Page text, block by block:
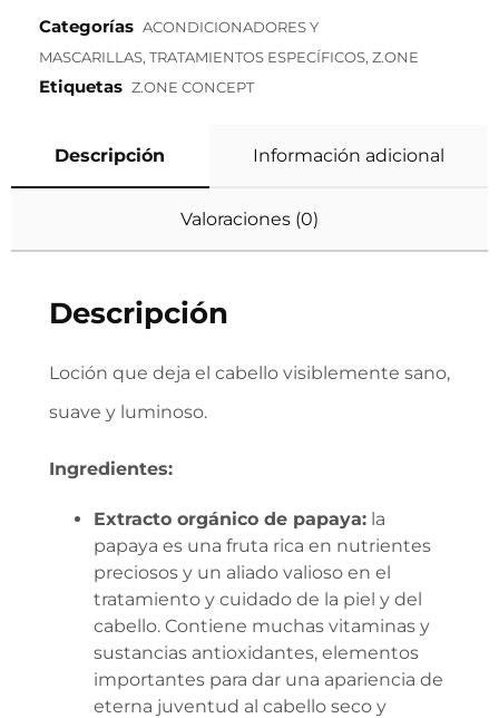
Categorías ACONDICIONADORES Y
MASCARILLAS, TRATAMIENTOS ESPECÍFICOS, Z.ONE
Etiquetas Z.ONE CONCEPT
Descripción Información adicional
Valoraciones (0)
Descripción
Loción que deja el cabello visiblemente sano,
suave y luminoso.
Ingredientes:
Extracto orgánico de papaya: la
papaya es una fruta rica en nutrientes
preciosos y un aliado valioso en el
tratamiento y cuidado de la piel y del
cabello. Contiene muchas vitaminas y
sustancias antioxidantes, elementos
importantes para dar una apariencia de
eterna juventud al cabello seco y